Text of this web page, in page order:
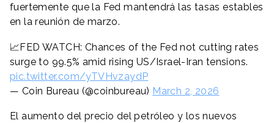
fuertemente que la Fed mantendrá las tasas estables
en la reunión de marzo.
📈FED WATCH: Chances of the Fed not cutting rates
surge to 99.5% amid rising US/Israel-Iran tensions.
pic.twitter.com/yTVHvzaydP
— Coin Bureau (@coinbureau) March 2, 2026
El aumento del precio del petróleo y los nuevos